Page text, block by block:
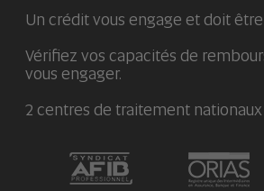
Un crédit vous engage et doit
Vérifiez vos capacités de
vous engager.
2 centres de traitement nationaux